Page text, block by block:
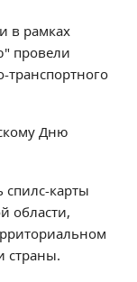
в рамках
провели
транспортного
Дню
спилс-карты
области,
страны.